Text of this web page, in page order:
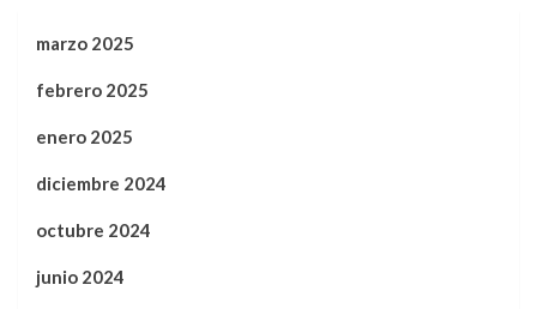
marzo 2025
febrero 2025
enero 2025
diciembre 2024
octubre 2024
junio 2024